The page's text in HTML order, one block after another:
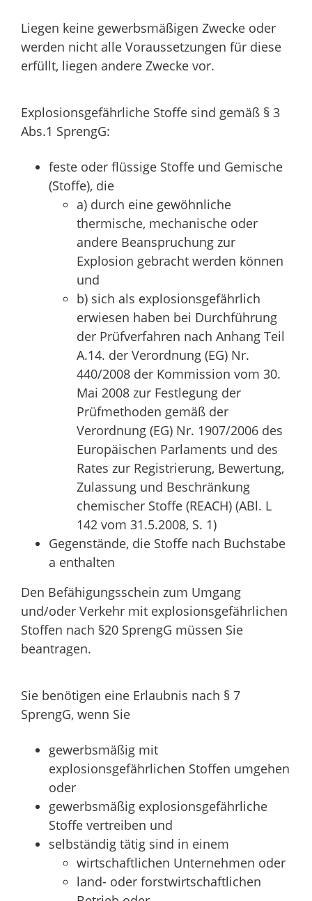
Liegen keine gewerbsmäßigen Zwecke oder
werden nicht alle Voraussetzungen für diese
erfüllt, liegen andere Zwecke vor.
Explosionsgefährliche Stoffe sind gemäß § 3
Abs.1 SprengG:
feste oder flüssige Stoffe und Gemische
(Stoffe), die
a) durch eine gewöhnliche
thermische, mechanische oder
andere Beanspruchung zur
Explosion gebracht werden können
und
b) sich als explosionsgefährlich
erwiesen haben bei Durchführung
der Prüfverfahren nach Anhang Teil
A.14. der Verordnung (EG) Nr.
440/2008 der Kommission vom 30.
Mai 2008 zur Festlegung der
Prüfmethoden gemäß der
Verordnung (EG) Nr. 1907/2006 des
Europäischen Parlaments und des
Rates zur Registrierung, Bewertung,
Zulassung und Beschränkung
chemischer Stoffe (REACH) (ABl. L
142 vom 31.5.2008, S. 1)
Gegenstände, die Stoffe nach Buchstabe
a enthalten
Den Befähigungsschein zum Umgang
und/oder Verkehr mit explosionsgefährlichen
Stoffen nach §20 SprengG müssen Sie
beantragen.
Sie benötigen eine Erlaubnis nach § 7
SprengG, wenn Sie
gewerbsmäßig mit
explosionsgefährlichen Stoffen umgehen
oder
gewerbsmäßig explosionsgefährliche
Stoffe vertreiben und
selbständig tätig sind in einem
wirtschaftlichen Unternehmen oder
land- oder forstwirtschaftlichen